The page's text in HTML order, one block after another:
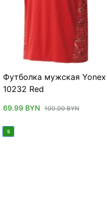
Футболка мужская Yonex
10232 Red
69.99 BYN 100.00BYN
S